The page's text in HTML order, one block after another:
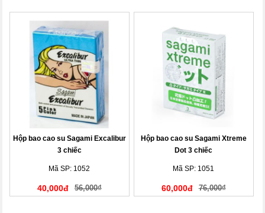
Hộp bao cao su Sagami Excalibur
3 chiếc
Mã SP: 1052
40,000đ 56,000₫
Hộp bao cao su Sagami Xtreme
Dot 3 chiếc
Mã SP: 1051
60,000đ 76,000₫